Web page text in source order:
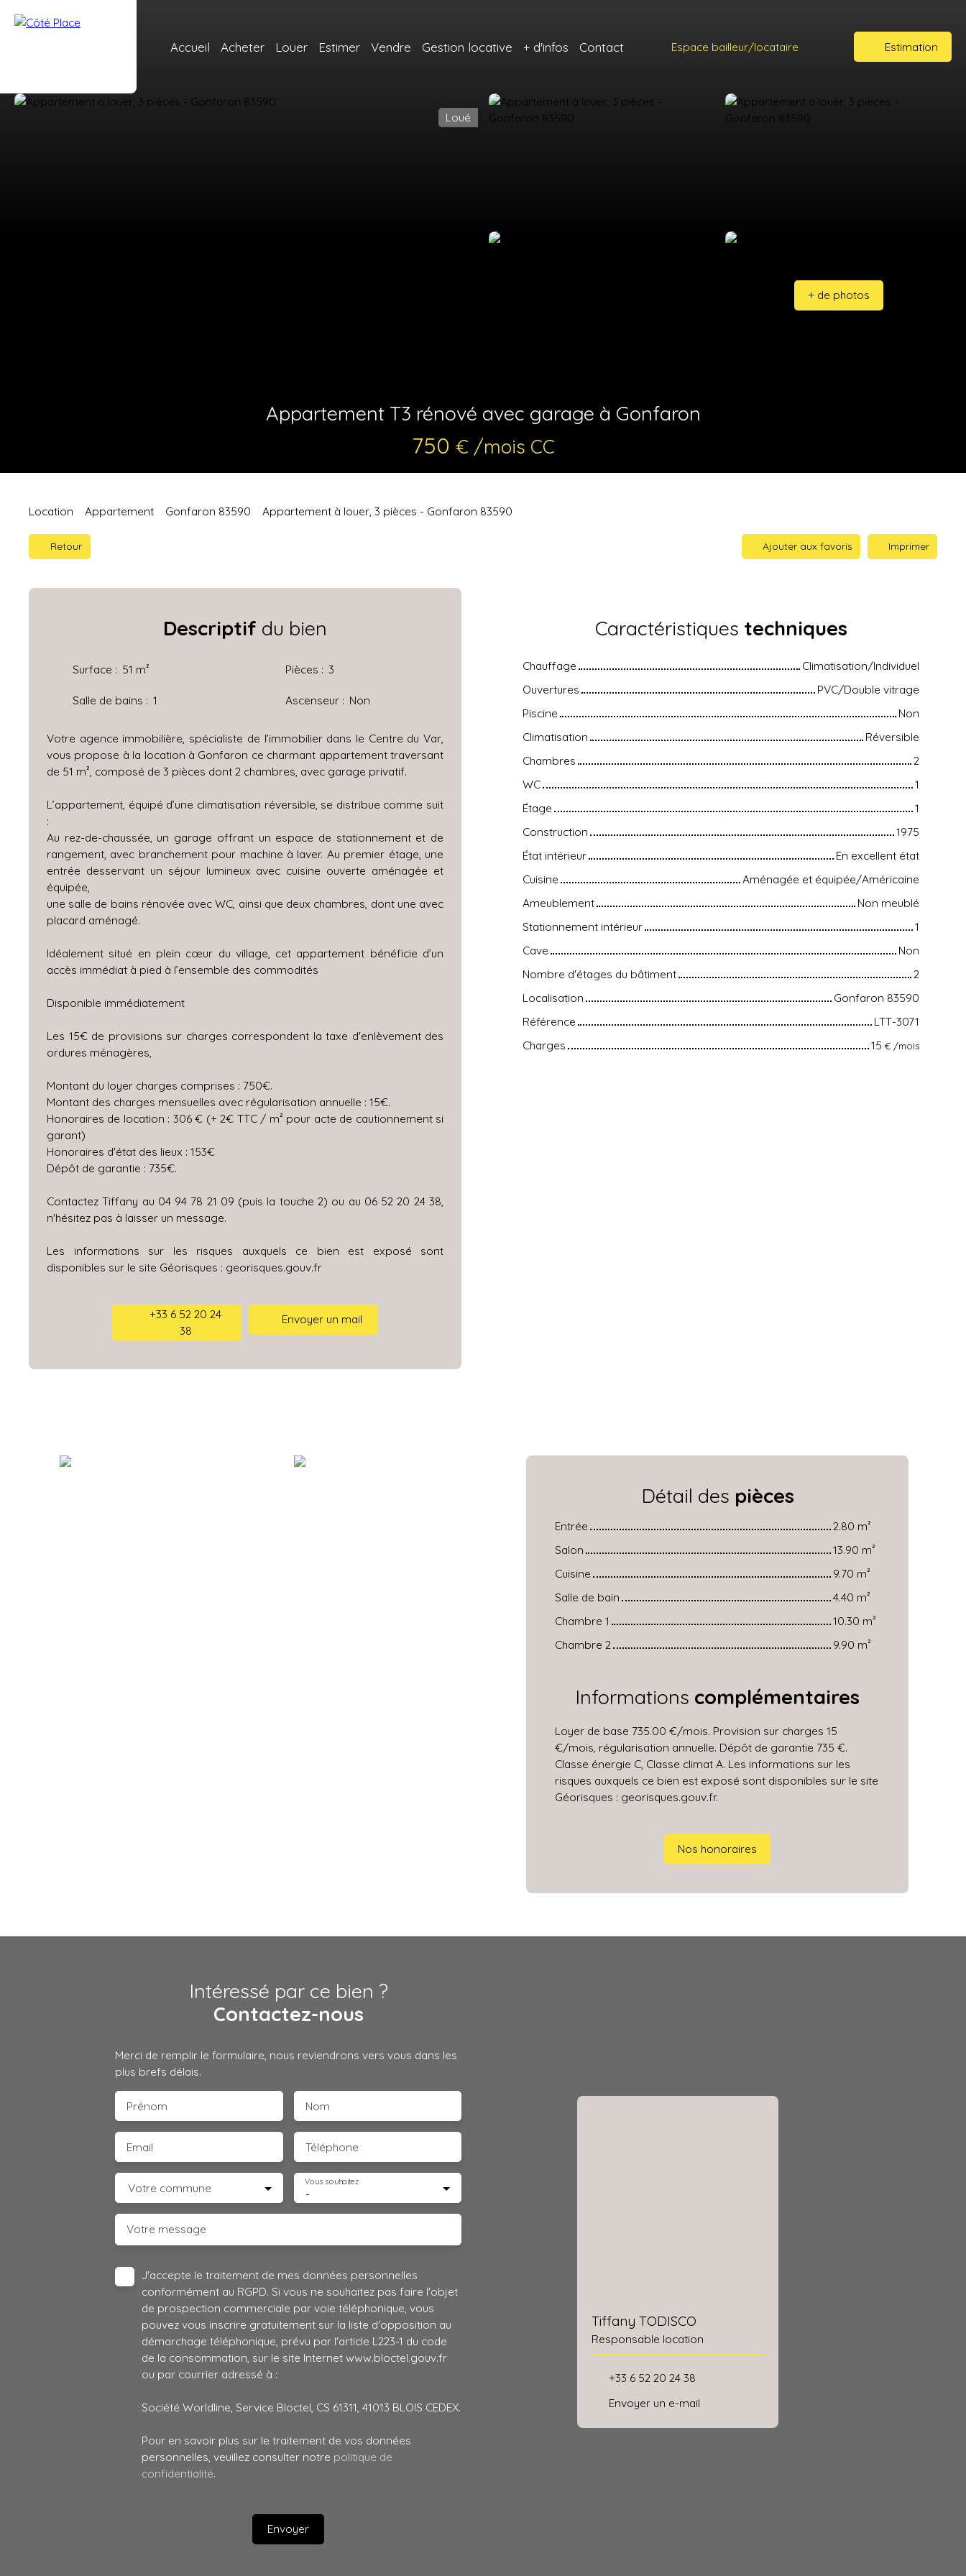
Accueil Acheter Louer Estimer Vendre Gestion locative + d'infos Contact Espace bailleur/locataire Estimation
Loué
+ de photos
Appartement T3 rénové avec garage à Gonfaron
750 € /mois CC
Location Appartement Gonfaron 83590 Appartement à louer, 3 pièces - Gonfaron 83590
Retour Ajouter aux favoris Imprimer
Descriptif du bien
Surface : 51 m² Pièces : 3
Salle de bains : 1 Ascenseur : Non
Votre agence immobilière, spécialiste de l’immobilier dans le Centre du Var,
vous propose à la location à Gonfaron ce charmant appartement traversant
de 51 m², composé de 3 pièces dont 2 chambres, avec garage privatif.
L’appartement, équipé d’une climatisation réversible, se distribue comme suit
:
Au rez-de-chaussée, un garage offrant un espace de stationnement et de
rangement, avec branchement pour machine à laver. Au premier étage, une
entrée desservant un séjour lumineux avec cuisine ouverte aménagée et
équipée,
une salle de bains rénovée avec WC, ainsi que deux chambres, dont une avec
placard aménagé.
Idéalement situé en plein cœur du village, cet appartement bénéficie d’un
accès immédiat à pied à l’ensemble des commodités
Disponible immédiatement
Les 15€ de provisions sur charges correspondent la taxe d'enlèvement des
ordures ménagères,
Montant du loyer charges comprises : 750€.
Montant des charges mensuelles avec régularisation annuelle : 15€.
Honoraires de location : 306 € (+ 2€ TTC / m² pour acte de cautionnement si
garant)
Honoraires d'état des lieux : 153€
Dépôt de garantie : 735€.
Contactez Tiffany au 04 94 78 21 09 (puis la touche 2) ou au 06 52 20 24 38,
n'hésitez pas à laisser un message.
Les informations sur les risques auxquels ce bien est exposé sont
disponibles sur le site Géorisques : georisques.gouv.fr
+33 6 52 20 24
38
Envoyer un mail
Caractéristiques techniques
Chauffage
Climatisation/Individuel
Ouvertures
PVC/Double vitrage
Piscine
Non
Climatisation
Réversible
Chambres
2
WC
1
Étage
1
Construction
1975
État intérieur
En excellent état
Cuisine
Aménagée et équipée/Américaine
Ameublement
Non meublé
Stationnement intérieur
1
Cave
Non
Nombre d'étages du bâtiment
2
Localisation
Gonfaron 83590
Référence
LTT-3071
Charges
15 € /mois
Détail des pièces
Entrée
2.80 m²
Salon
13.90 m²
Cuisine
9.70 m²
Salle de bain
4.40 m²
Chambre 1
10.30 m²
Chambre 2
9.90 m²
Informations complémentaires
Loyer de base 735.00 €/mois. Provision sur charges 15
€/mois, régularisation annuelle. Dépôt de garantie 735 €.
Classe énergie C, Classe climat A. Les informations sur les
risques auxquels ce bien est exposé sont disponibles sur le site
Géorisques : georisques.gouv.fr.
Nos honoraires
Intéressé par ce bien ?
Contactez-nous
Merci de remplir le formulaire, nous reviendrons vers vous dans les
plus brefs délais.
Prénom Nom
Email Téléphone
Votre commune -
Vous souhaitez
Votre message
J'accepte le traitement de mes données personnelles
conformément au RGPD. Si vous ne souhaitez pas faire l'objet
de prospection commerciale par voie téléphonique, vous
pouvez vous inscrire gratuitement sur la liste d'opposition au
démarchage téléphonique, prévu par l'article L223-1 du code
de la consommation, sur le site Internet www.bloctel.gouv.fr
ou par courrier adressé à :
Société Worldline, Service Bloctel, CS 61311, 41013 BLOIS CEDEX.
Pour en savoir plus sur le traitement de vos données
personnelles, veuillez consulter notre politique de
confidentialité.
Envoyer
Tiffany TODISCO
Responsable location
+33 6 52 20 24 38
Envoyer un e-mail